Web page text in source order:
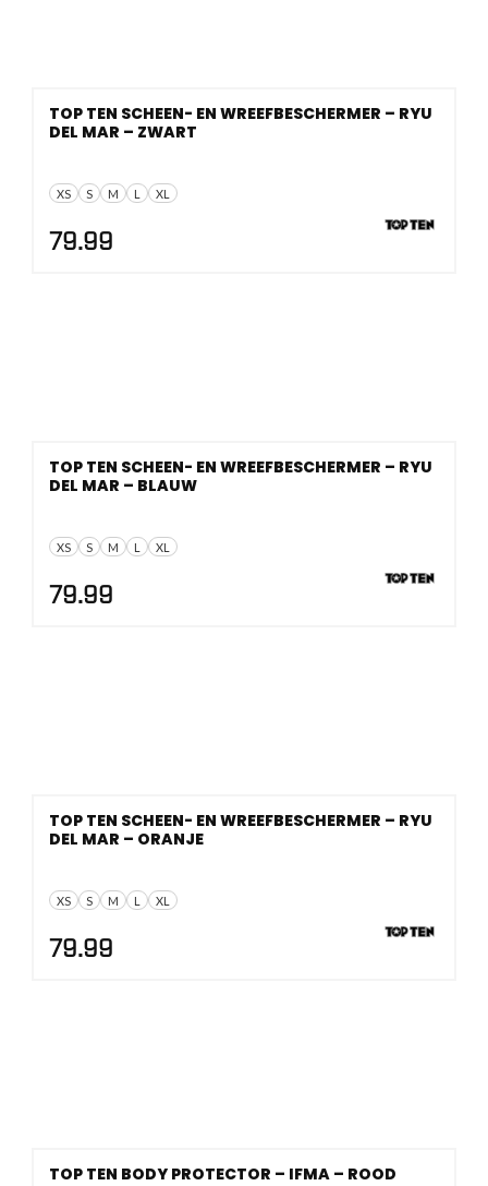
XS S M L XL
TOP TEN SCHEEN- EN WREEFBESCHERMER – RYU
DEL MAR – ZWART
79.99
XS S M L XL
TOP TEN SCHEEN- EN WREEFBESCHERMER – RYU
DEL MAR – BLAUW
79.99
XS S M L XL
TOP TEN SCHEEN- EN WREEFBESCHERMER – RYU
DEL MAR – ORANJE
79.99
TOP TEN BODY PROTECTOR – IFMA – ROOD